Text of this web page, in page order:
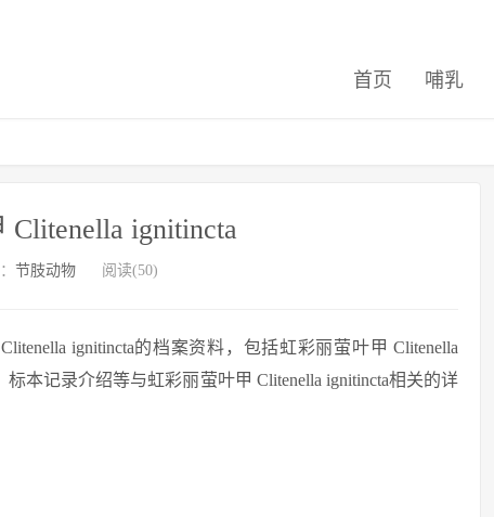
首页 哺乳
ignitincta
节肢动物 阅读(50)
ignitincta的档案资料，包括虹彩丽萤叶甲 Clitenella
本记录介绍等与虹彩丽萤叶甲 Clitenella ignitincta相关的详